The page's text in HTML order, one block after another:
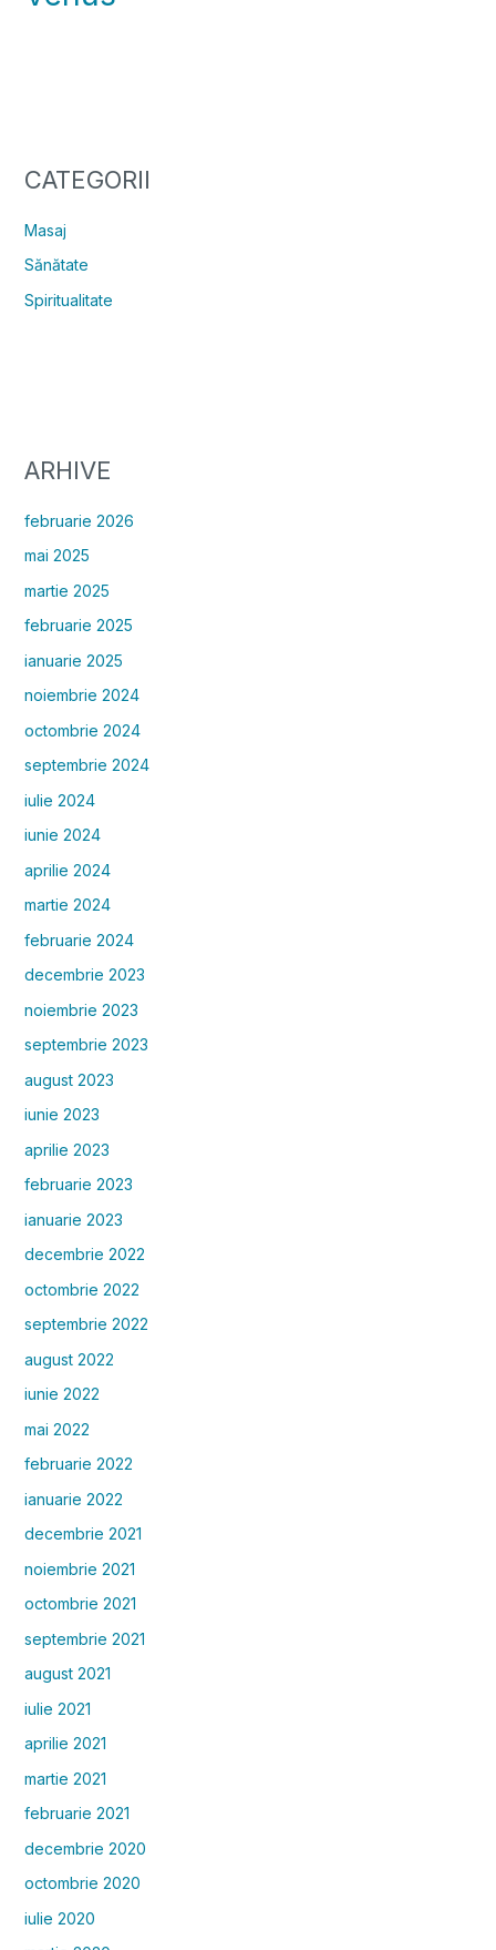
CATEGORII
Masaj
Sănătate
Spiritualitate
ARHIVE
februarie 2026
mai 2025
martie 2025
februarie 2025
ianuarie 2025
noiembrie 2024
octombrie 2024
septembrie 2024
iulie 2024
iunie 2024
aprilie 2024
martie 2024
februarie 2024
decembrie 2023
noiembrie 2023
septembrie 2023
august 2023
iunie 2023
aprilie 2023
februarie 2023
ianuarie 2023
decembrie 2022
octombrie 2022
septembrie 2022
august 2022
iunie 2022
mai 2022
februarie 2022
ianuarie 2022
decembrie 2021
noiembrie 2021
octombrie 2021
septembrie 2021
august 2021
iulie 2021
aprilie 2021
martie 2021
februarie 2021
decembrie 2020
octombrie 2020
iulie 2020